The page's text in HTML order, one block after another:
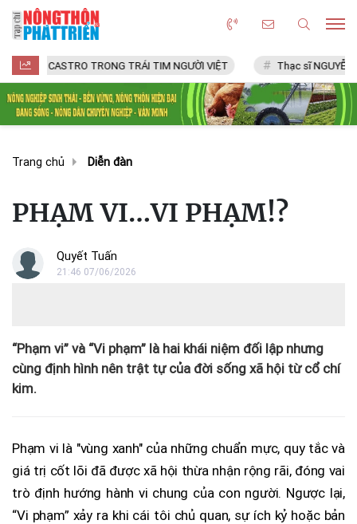
TRONG TRÁI TIM NGƯỜI VIỆT Thạc sĩ NGUYỄN VĂN CHÍ
Trang chủ Diễn đàn
PHẠM VI…VI PHẠM!?
Quyết Tuấn
21:46 07/06/2026
“Phạm vi” và “Vi phạm” là hai khái niệm đối lập nhưng
cùng định hình nên trật tự của đời sống xã hội từ cổ chí
kim.
Phạm vi là "vùng xanh" của những chuẩn mực, quy tắc và
giá trị cốt lõi đã được xã hội thừa nhận rộng rãi, đóng vai
trò định hướng hành vi chung của con người. Ngược lại,
“Vi phạm” xảy ra khi cái tôi chủ quan, sự ích kỷ hoặc bản